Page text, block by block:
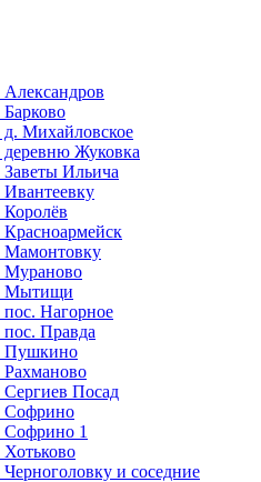
Александров
Барково
д. Михайловское
деревню Жуковка
Заветы Ильича
Ивантеевку
Королёв
Красноармейск
Мамонтовку
Мураново
Мытищи
пос. Нагорное
пос. Правда
Пушкино
Рахманово
Сергиев Посад
Софрино
Софрино 1
Хотьково
Черноголовку и соседние